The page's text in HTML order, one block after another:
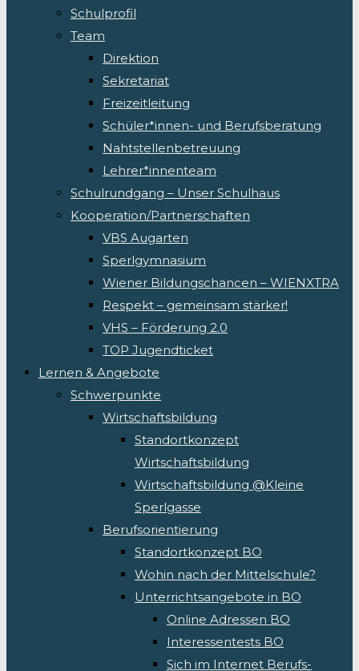
Schulprofil
Team
Direktion
Sekretariat
Freizeitleitung
Schüler*innen- und Berufsberatung
Nahtstellenbetreuung
Lehrer*innenteam
Schulrundgang – Unser Schulhaus
Kooperation/Partnerschaften
VBS Augarten
Sperlgymnasium
Wiener Bildungschancen – WIENXTRA
Respekt – gemeinsam stärker!
VHS – Förderung 2.0
TOP Jugendticket
Lernen & Angebote
Schwerpunkte
Wirtschaftsbildung
Standortkonzept
Wirtschaftsbildung
Wirtschaftsbildung @Kleine
Sperlgasse
Berufsorientierung
Standortkonzept BO
Wohin nach der Mittelschule?
Unterrichtsangebote in BO
Online Adressen BO
Interessentests BO
Sich im Internet Berufs-